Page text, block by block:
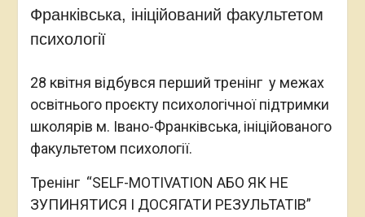
Франківська, ініційований факультетом
психології
28 квітня відбувся перший тренінг у межах
освітнього проєкту психологічної підтримки
школярів м. Івано-Франківська, ініційованого
факультетом психології.
Тренінг “SELF-MOTIVATION АБО ЯК НЕ
ЗУПИНЯТИСЯ І ДОСЯГАТИ РЕЗУЛЬТАТІВ”